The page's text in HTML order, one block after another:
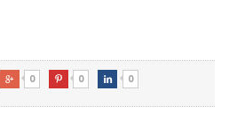
 0  0  0